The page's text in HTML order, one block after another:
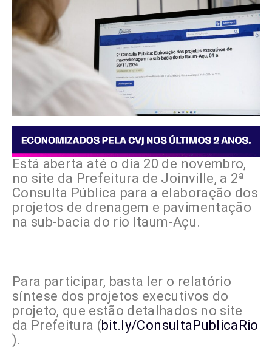
Está aberta até o dia 20 de novembro,
no site da Prefeitura de Joinville, a 2ª
Consulta Pública para a elaboração dos
projetos de drenagem e pavimentação
na sub-bacia do rio Itaum-Açu.
Para participar, basta ler o relatório
síntese dos projetos executivos do
projeto, que estão detalhados no site
da Prefeitura (bit.ly/ConsultaPublicaRio
).